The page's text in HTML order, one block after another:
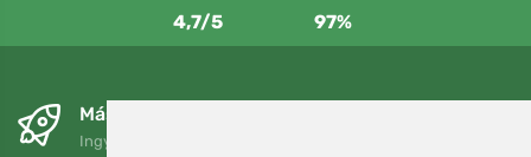
4,7/5 97%
Másnapra és ingyenesen
Ingyenes szállítás a következő összeg felett: 80 EUR